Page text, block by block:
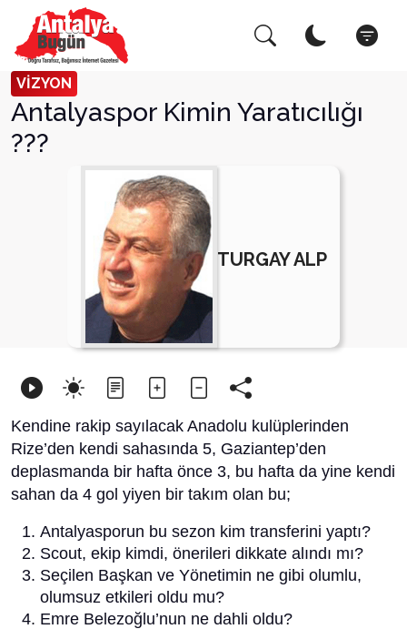
VİZYON
Antalyaspor Kimin Yaratıcılığı
???
TURGAY ALP
Kendine rakip sayılacak Anadolu kulüplerinden
Rize’den kendi sahasında 5, Gaziantep’den
deplasmanda bir hafta önce 3, bu hafta da yine kendi
sahan da 4 gol yiyen bir takım olan bu;
Antalyasporun bu sezon kim transferini yaptı?
Scout, ekip kimdi, önerileri dikkate alındı mı?
Seçilen Başkan ve Yönetimin ne gibi olumlu,
olumsuz etkileri oldu mu?
Emre Belezoğlu’nun ne dahli oldu?
Arama Yap! Kapat